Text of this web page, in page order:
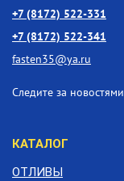
+7 (8172) 522-331
+7 (8172) 522-341
fasten35@ya.ru
Следите за новостями
КАТАЛОГ
ОТЛИВЫ